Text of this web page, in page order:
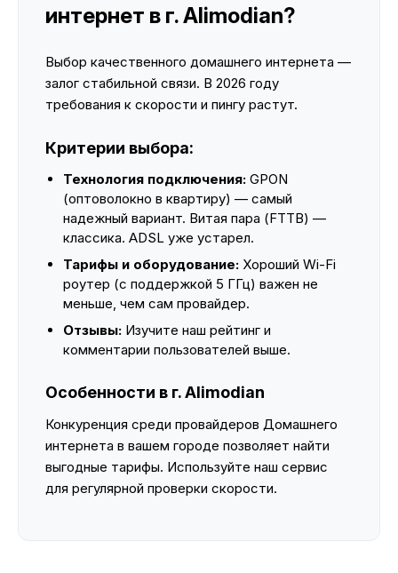
интернет в г. Alimodian?
Выбор качественного домашнего интернета —
залог стабильной связи. В 2026 году
требования к скорости и пингу растут.
Критерии выбора:
Технология подключения: GPON
(оптоволокно в квартиру) — самый
надежный вариант. Витая пара (FTTB) —
классика. ADSL уже устарел.
Тарифы и оборудование: Хороший Wi-Fi
роутер (с поддержкой 5 ГГц) важен не
меньше, чем сам провайдер.
Отзывы: Изучите наш рейтинг и
комментарии пользователей выше.
Особенности в г. Alimodian
Конкуренция среди провайдеров Домашнего
интернета в вашем городе позволяет найти
выгодные тарифы. Используйте наш сервис
для регулярной проверки скорости.